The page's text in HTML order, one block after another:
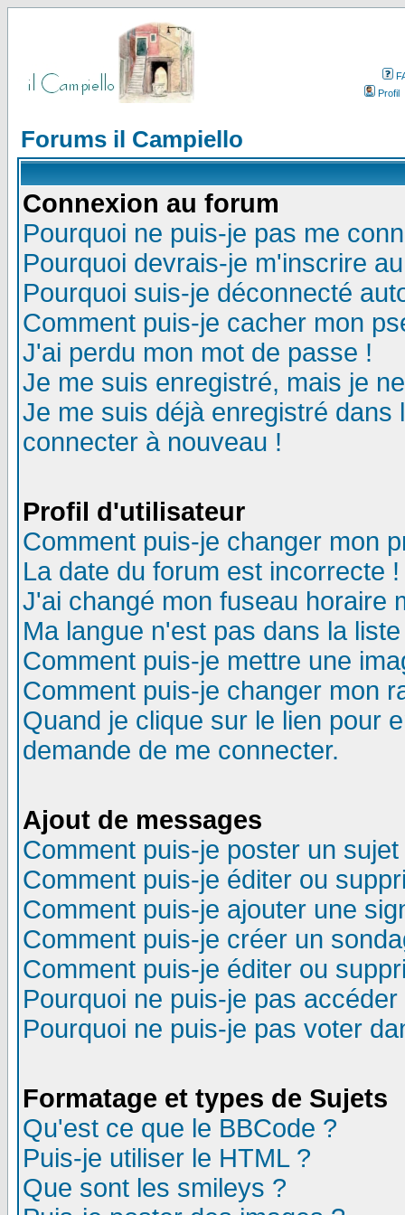
Profil
Forums il Campiello
Connexion au forum
Pourquoi ne puis-je pas me
Pourquoi devrais-je m'inscrire
Pourquoi suis-je déconnecté
Comment puis-je cacher mon
J'ai perdu mon mot de passe !
Je me suis enregistré, mais je
Je me suis déjà enregistré
connecter à nouveau !
Profil d'utilisateur
Comment puis-je changer mon
La date du forum est incorrecte !
J'ai changé mon fuseau horaire
Ma langue n'est pas dans la
Comment puis-je mettre une
Comment puis-je changer mon
Quand je clique sur le lien pour
demande de me connecter.
Ajout de messages
Comment puis-je poster un
Comment puis-je éditer ou
Comment puis-je ajouter une
Comment puis-je créer un
Comment puis-je éditer ou
Pourquoi ne puis-je pas
Pourquoi ne puis-je pas voter
Formatage et types de Sujets
Qu'est ce que le BBCode ?
Puis-je utiliser le HTML ?
Que sont les smileys ?